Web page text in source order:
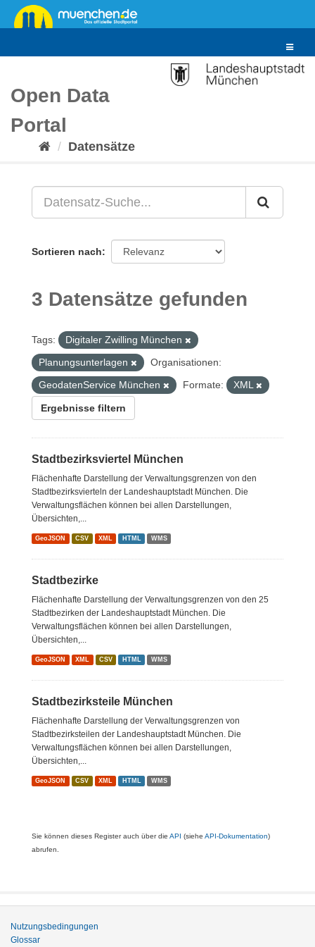
Überspringen
zum
Toggle
Open Data
Portal
Datensätze
Sortieren nach
3 Datensätze gefunden
Tags:
Digitaler Zwilling München
Planungsunterlagen
Organisationen:
GeodatenService München
Formate: XML
Ergebnisse filtern
Stadtbezirksviertel München
Flächenhafte Darstellung der Verwaltungsgrenzen von den
Stadtbezirksvierteln der Landeshauptstadt München. Die
Verwaltungsflächen können bei allen Darstellungen,
Übersichten,...
GeoJSON CSV XML HTML WMS
Stadtbezirke
Flächenhafte Darstellung der Verwaltungsgrenzen von den 25
Stadtbezirken der Landeshauptstadt München. Die
Verwaltungsflächen können bei allen Darstellungen,
Übersichten,...
GeoJSON XML CSV HTML WMS
Stadtbezirksteile München
Flächenhafte Darstellung der Verwaltungsgrenzen von
Stadtbezirksteilen der Landeshauptstadt München. Die
Verwaltungsflächen können bei allen Darstellungen,
Übersichten,...
GeoJSON CSV XML HTML WMS
Sie können dieses Register auch über die API (siehe API-Dokumentation)
abrufen.
Nutzungsbedingungen
Glossar